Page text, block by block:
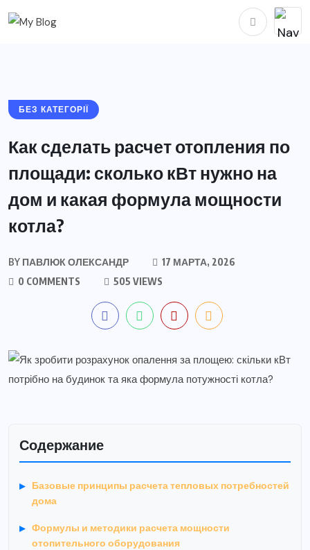
БЕЗ КАТЕГОРІЇ
Как сделать расчет отопления по
площади: сколько кВт нужно на
дом и какая формула мощности
котла?
BY ПАВЛЮК ОЛЕКСАНДР
17 МАРТА, 2026
0 COMMENTS
505 VIEWS
Содержание
Базовые принципы расчета тепловых потребностей
дома
Формулы и методики расчета мощности
отопительного оборудования